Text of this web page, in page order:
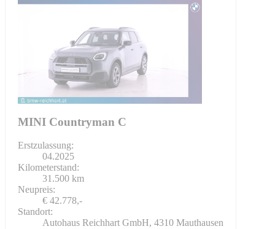
MINI Countryman C
Erstzulassung:
04.2025
Kilometerstand:
31.500 km
Neupreis:
€ 42.778,-
Standort:
Autohaus Reichhart GmbH, 4310 Mauthausen